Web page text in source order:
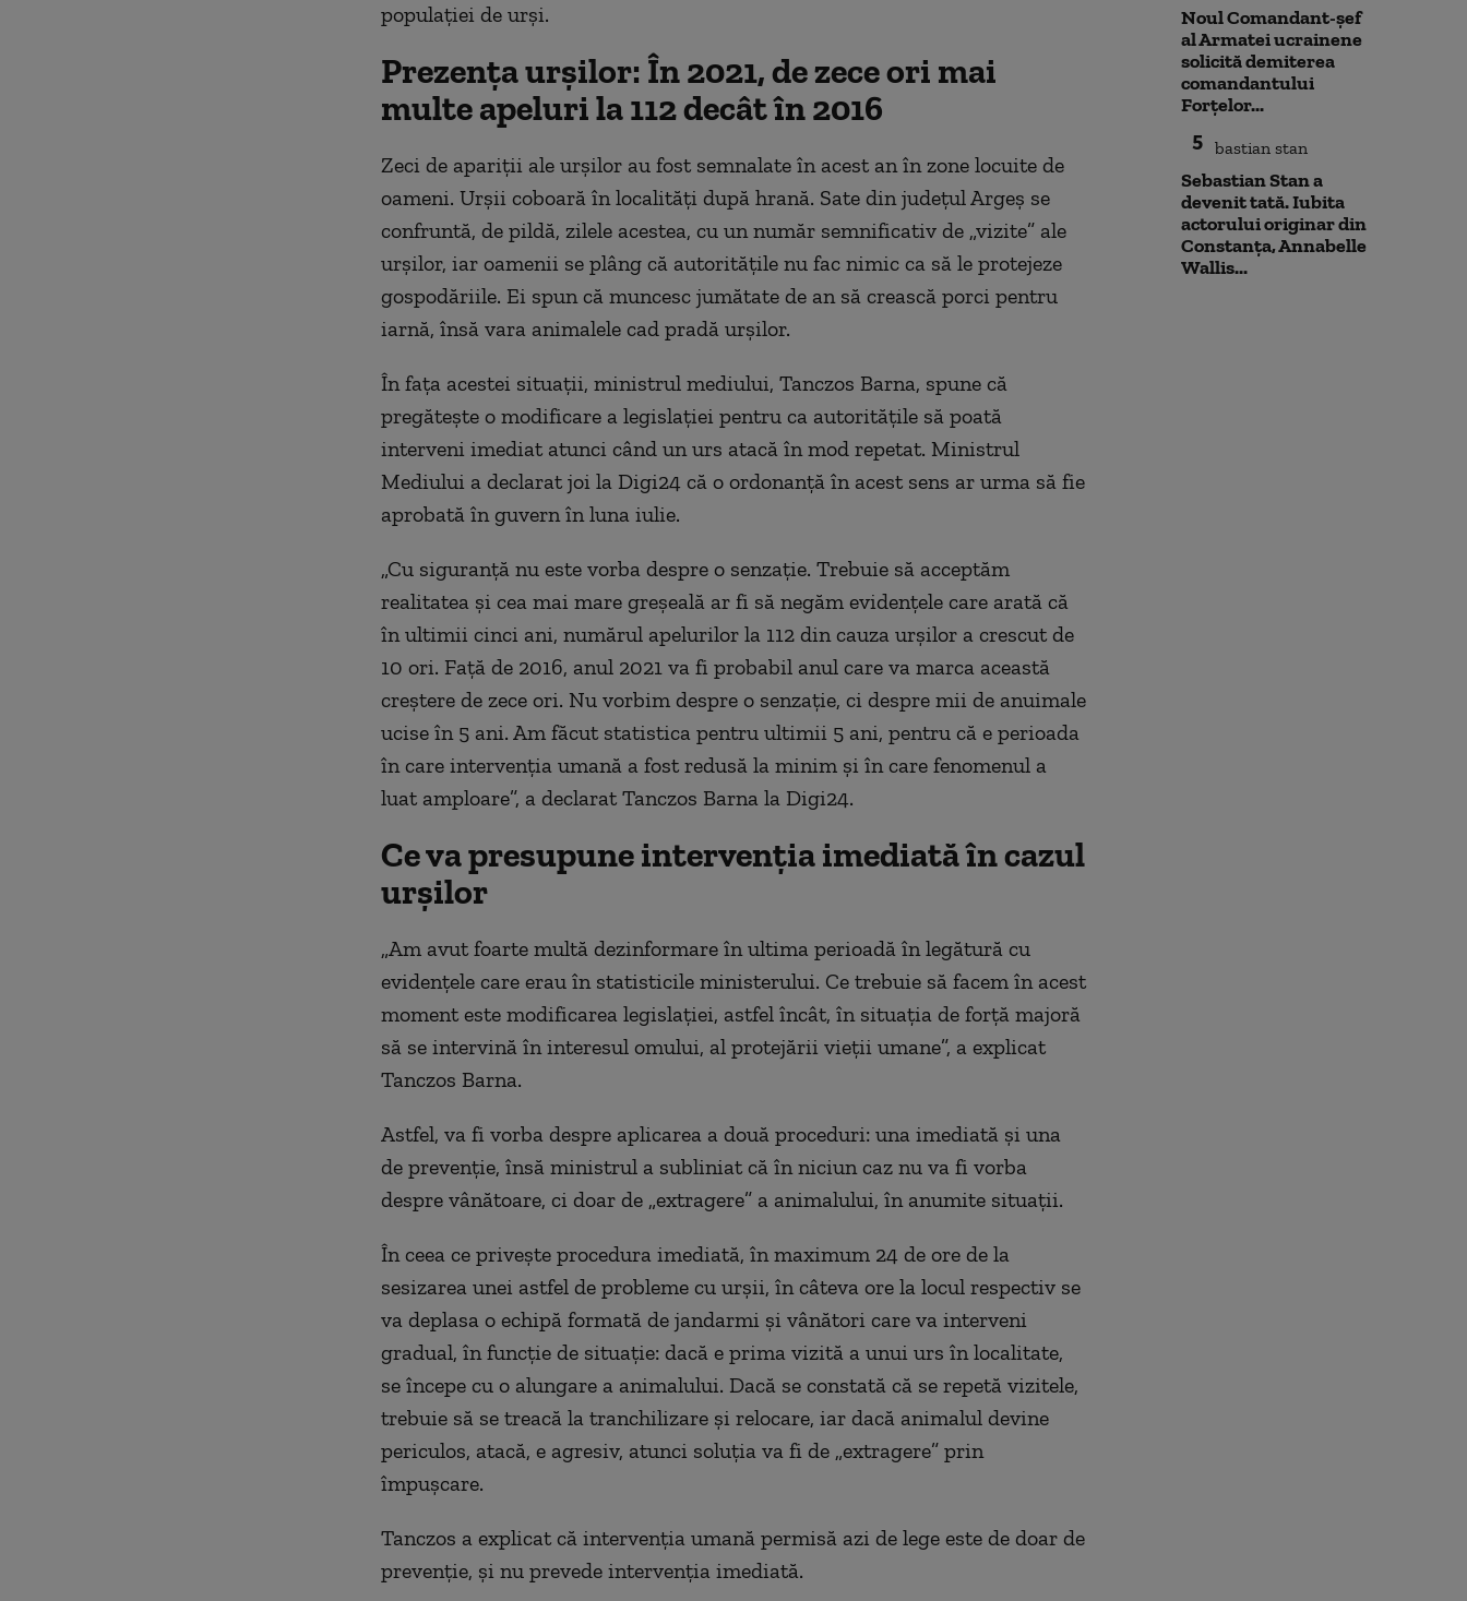
populației de urși.
Prezența urșilor: În 2021, de zece ori mai
multe apeluri la 112 decât în 2016
Zeci de apariții ale urşilor au fost semnalate în acest an în zone locuite de
oameni. Urșii coboară în localități după hrană. Sate din județul Argeș se
confruntă, de pildă, zilele acestea, cu un număr semnificativ de „vizite” ale
urşilor, iar oamenii se plâng că autoritățile nu fac nimic ca să le protejeze
gospodăriile. Ei spun că muncesc jumătate de an să crească porci pentru
iarnă, însă vara animalele cad pradă urșilor.
În fața acestei situații, ministrul mediului, Tanczos Barna, spune că
pregătește o modificare a legislației pentru ca autoritățile să poată
interveni imediat atunci când un urs atacă în mod repetat. Ministrul
Mediului a declarat joi la Digi24 că o ordonanță în acest sens ar urma să fie
aprobată în guvern în luna iulie.
„Cu siguranță nu este vorba despre o senzație. Trebuie să acceptăm
realitatea și cea mai mare greșeală ar fi să negăm evidențele care arată că
în ultimii cinci ani, numărul apelurilor la 112 din cauza urșilor a crescut de
10 ori. Față de 2016, anul 2021 va fi probabil anul care va marca această
creștere de zece ori. Nu vorbim despre o senzație, ci despre mii de anuimale
ucise în 5 ani. Am făcut statistica pentru ultimii 5 ani, pentru că e perioada
în care intervenția umană a fost redusă la minim și în care fenomenul a
luat amploare”, a declarat Tanczos Barna la Digi24.
Ce va presupune intervenția imediată în cazul
urșilor
„Am avut foarte multă dezinformare în ultima perioadă în legătură cu
evidențele care erau în statisticile ministerului. Ce trebuie să facem în acest
moment este modificarea legislației, astfel încât, în situația de forță majoră
să se intervină în interesul omului, al protejării vieții umane”, a explicat
Tanczos Barna.
Astfel, va fi vorba despre aplicarea a două proceduri: una imediată și una
de prevenție, însă ministrul a subliniat că în niciun caz nu va fi vorba
despre vânătoare, ci doar de „extragere” a animalului, în anumite situații.
În ceea ce privește procedura imediată, în maximum 24 de ore de la
sesizarea unei astfel de probleme cu urșii, în câteva ore la locul respectiv se
va deplasa o echipă formată de jandarmi și vânători care va interveni
gradual, în funcție de situație: dacă e prima vizită a unui urs în localitate,
se începe cu o alungare a animalului. Dacă se constată că se repetă vizitele,
trebuie să se treacă la tranchilizare și relocare, iar dacă animalul devine
periculos, atacă, e agresiv, atunci soluția va fi de „extragere” prin
împușcare.
Tanczos a explicat că intervenția umană permisă azi de lege este de doar de
prevenție, și nu prevede intervenția imediată.
Noul Comandant-șef
al Armatei ucrainene
solicită demiterea
comandantului
Forțelor...
5
Sebastian Stan a
devenit tată. Iubita
actorului originar din
Constanța, Annabelle
Wallis...